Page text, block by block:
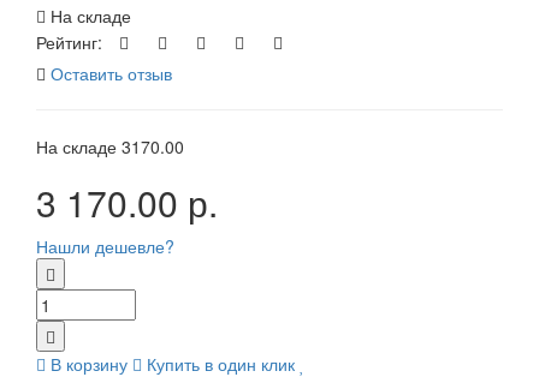
На складе
Рейтинг:
Оставить отзыв
На складе 3170.00
3 170.00 р.
Нашли дешевле?
В корзину Купить в один клик